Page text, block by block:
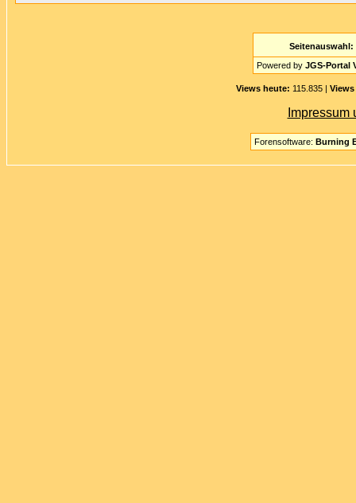
Seitenauswahl:
Powered by JGS-Portal
Views heute: 115.835 |
Forensoftware: Burning